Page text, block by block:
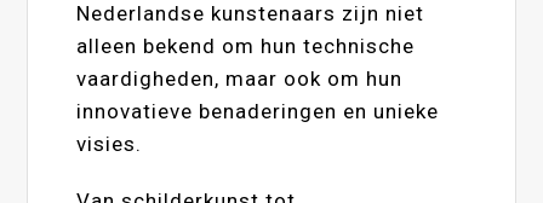
Nederlandse kunstenaars zijn niet
alleen bekend om hun technische
vaardigheden, maar ook om hun
innovatieve benaderingen en unieke
visies.